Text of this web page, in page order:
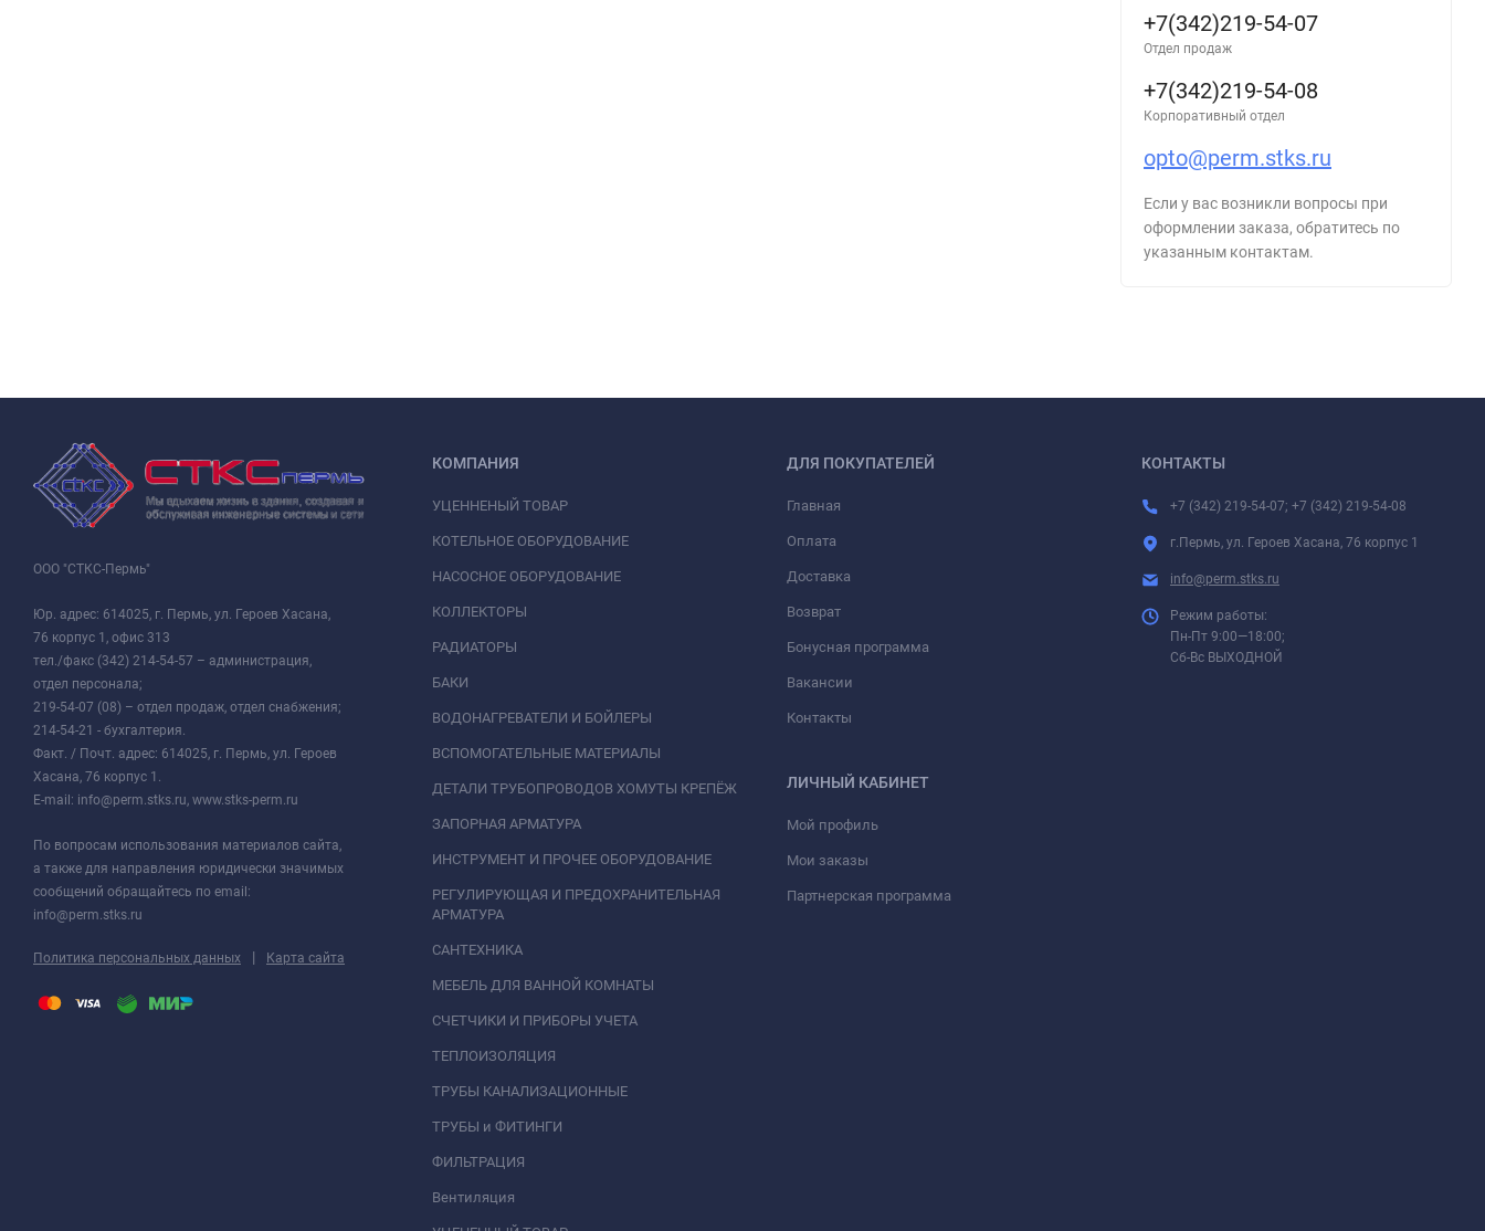
+7(342)219-54-07
Отдел продаж
+7(342)219-54-08
Корпоративный отдел
opto@perm.stks.ru
Если у вас возникли вопросы при
оформлении заказа, обратитесь по
указанным контактам.
ООО "СТКС-Пермь"
Юр. адрес: 614025, г. Пермь, ул. Героев Хасана,
76 корпус 1, офис 313
тел./факс (342) 214-54-57 – администрация,
отдел персонала;
219-54-07 (08) – отдел продаж, отдел снабжения;
214-54-21 - бухгалтерия.
Факт. / Почт. адрес: 614025, г. Пермь, ул. Героев
Хасана, 76 корпус 1.
E-mail: info@perm.stks.ru, www.stks-perm.ru
По вопросам использования материалов сайта,
а также для направления юридически значимых
сообщений обращайтесь по email:
info@perm.stks.ru
Политика персональных данных | Карта сайта
КОМПАНИЯ
УЦЕННЕНЫЙ ТОВАР
КОТЕЛЬНОЕ ОБОРУДОВАНИЕ
НАСОСНОЕ ОБОРУДОВАНИЕ
КОЛЛЕКТОРЫ
РАДИАТОРЫ
БАКИ
ВОДОНАГРЕВАТЕЛИ И БОЙЛЕРЫ
ВСПОМОГАТЕЛЬНЫЕ МАТЕРИАЛЫ
ДЕТАЛИ ТРУБОПРОВОДОВ ХОМУТЫ КРЕПЁЖ
ЗАПОРНАЯ АРМАТУРА
ИНСТРУМЕНТ И ПРОЧЕЕ ОБОРУДОВАНИЕ
РЕГУЛИРУЮЩАЯ И ПРЕДОХРАНИТЕЛЬНАЯ
АРМАТУРА
САНТЕХНИКА
МЕБЕЛЬ ДЛЯ ВАННОЙ КОМНАТЫ
СЧЕТЧИКИ И ПРИБОРЫ УЧЕТА
ТЕПЛОИЗОЛЯЦИЯ
ТРУБЫ КАНАЛИЗАЦИОННЫЕ
ТРУБЫ и ФИТИНГИ
ФИЛЬТРАЦИЯ
Вентиляция
ДЛЯ ПОКУПАТЕЛЕЙ
Главная
Оплата
Доставка
Возврат
Бонусная программа
Вакансии
Контакты
ЛИЧНЫЙ КАБИНЕТ
Мой профиль
Мои заказы
Партнерская программа
КОНТАКТЫ
+7 (342) 219-54-07; +7 (342) 219-54-08
г.Пермь, ул. Героев Хасана, 76 корпус 1
info@perm.stks.ru
Режим работы:
Пн-Пт 9:00—18:00;
Сб-Вс ВЫХОДНОЙ